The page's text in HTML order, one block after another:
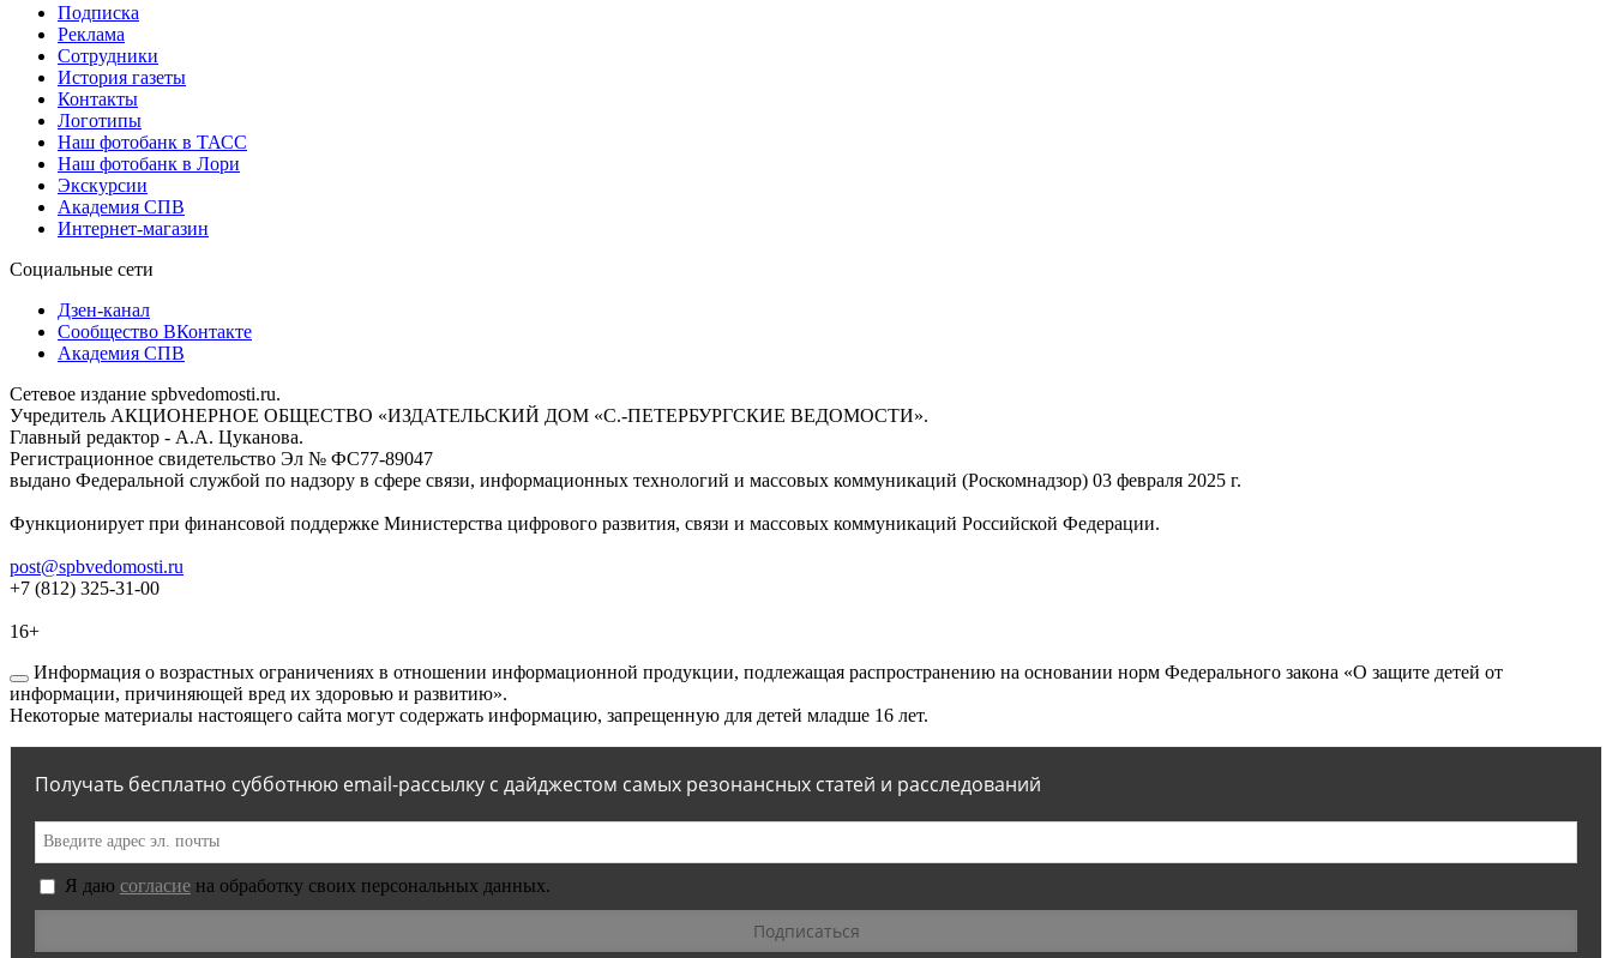
Подписка
Реклама
Сотрудники
История газеты
Контакты
Логотипы
Наш фотобанк в ТАСС
Наш фотобанк в Лори
Экскурсии
Академия СПВ
Интернет-магазин
Социальные сети
Дзен-канал
Сообщество ВКонтакте
Академия СПВ
Сетевое издание spbvedomosti.ru.
Учредитель АКЦИОНЕРНОЕ ОБЩЕСТВО «ИЗДАТЕЛЬСКИЙ ДОМ «С.-ПЕТЕРБУРГСКИЕ ВЕДОМОСТИ».
Главный редактор - А.А. Цуканова.
Регистрационное свидетельство Эл № ФС77-89047
выдано Федеральной службой по надзору в сфере связи, информационных технологий и массовых коммуникаций (Роскомнадзор) 03 февраля 2025 г.
Функционирует при финансовой поддержке Министерства цифрового развития, связи и массовых коммуникаций Российской Федерации.
post@spbvedomosti.ru
+7 (812) 325-31-00
16+
Информация о возрастных ограничениях в отношении информационной продукции, подлежащая распространению на основании норм Федерального закона «О защите детей от
информации, причиняющей вред их здоровью и развитию».
Некоторые материалы настоящего сайта могут содержать информацию, запрещенную для детей младше 16 лет.
Получать бесплатно субботнюю email-рассылку с дайджестом самых резонансных статей и расследований
Я даю согласие на обработку своих персональных данных.